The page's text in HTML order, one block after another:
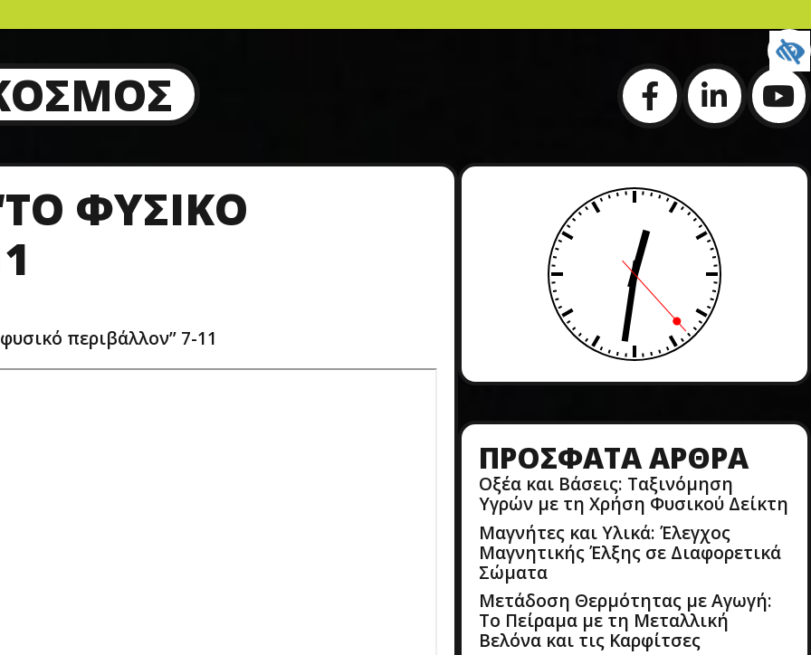
ΦΥΣΙΚΌ
περιβάλλον” 7-11
ΠΡΌΣΦΑΤΑ ΆΡΘΡΑ
Οξέα και Βάσεις: Ταξινόμηση
Υγρών με τη Χρήση Φυσικού Δείκτη
Μαγνήτες και Υλικά: Έλεγχος
Μαγνητικής Έλξης σε Διαφορετικά
Σώματα
Μετάδοση Θερμότητας με Αγωγή:
Το Πείραμα με τη Μεταλλική
Βελόνα και τις Καρφίτσες